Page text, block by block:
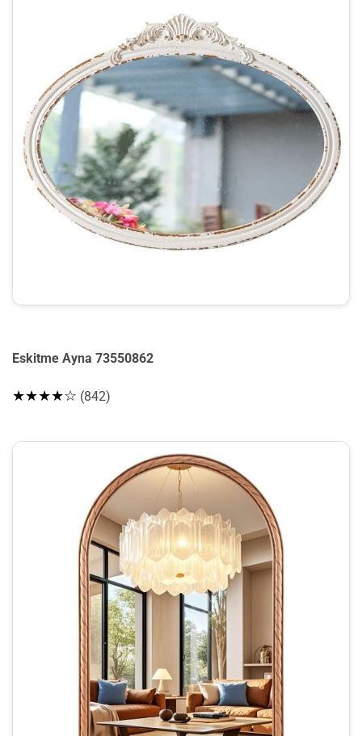
Eskitme Ayna 73550862
★★★★☆ (842)